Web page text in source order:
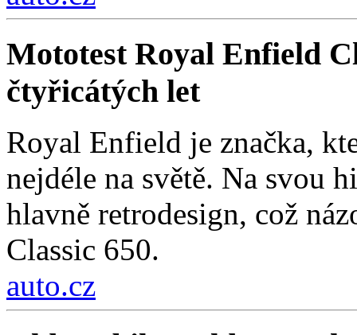
Mototest Royal Enfield
čtyřicátých let
Royal Enfield je značka,
nejdéle na světě. Na svou
hlavně retrodesign, což
Classic 650.
auto.cz